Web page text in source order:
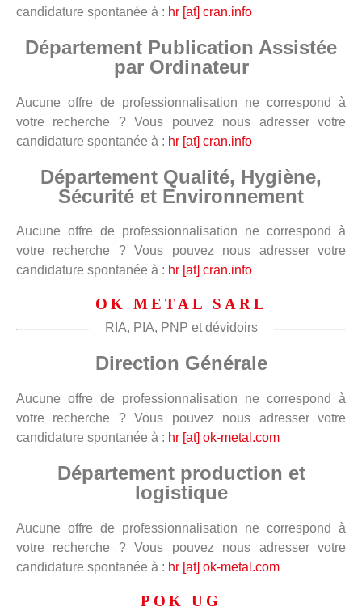
candidature spontanée à : hr [at] cran.info
Département Publication Assistée
par Ordinateur
Aucune offre de professionnalisation ne correspond à
votre recherche ? Vous pouvez nous adresser votre
candidature spontanée à : hr [at] cran.info
Département Qualité, Hygiène,
Sécurité et Environnement
Aucune offre de professionnalisation ne correspond à
votre recherche ? Vous pouvez nous adresser votre
candidature spontanée à : hr [at] cran.info
OK METAL SARL
RIA, PIA, PNP et dévidoirs
Direction Générale
Aucune offre de professionnalisation ne correspond à
votre recherche ? Vous pouvez nous adresser votre
candidature spontanée à : hr [at] ok-metal.com
Département production et
logistique
Aucune offre de professionnalisation ne correspond à
votre recherche ? Vous pouvez nous adresser votre
candidature spontanée à : hr [at] ok-metal.com
POK UG